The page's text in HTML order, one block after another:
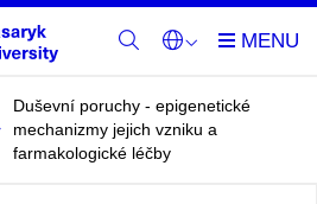
Duševní poruchy - epigenetické
mechanizmy jejich vzniku a
farmakologické léčby